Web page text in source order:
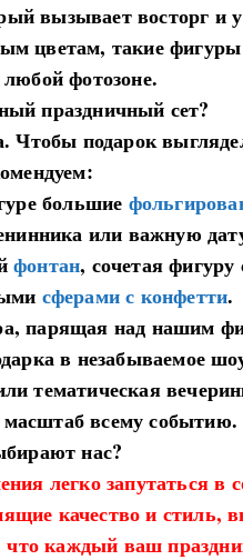
вызывает восторг и
цветам, такие
фотозоне.
праздничный сет?
подарок
большие
или важную
фонтан, сочетая
сферами с конфетти.
парящая над нашим
в незабываемое
тематическая
всему событию.
нас?
легко запутаться в
качество и
что каждый ваш